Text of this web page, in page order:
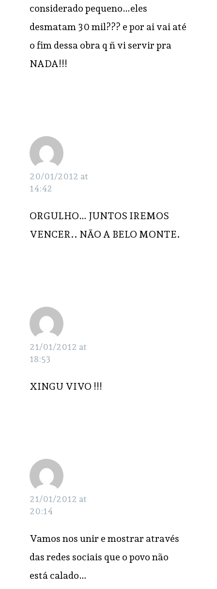
considerado pequeno…eles
desmatam 30 mil??? e por ai vai até
o fim dessa obra q ñ vi servir pra
NADA!!!
20/01/2012 at
14:42
ORGULHO… JUNTOS IREMOS
VENCER.. NÃO A BELO MONTE.
21/01/2012 at
18:53
XINGU VIVO !!!
21/01/2012 at
20:14
Vamos nos unir e mostrar através
das redes sociais que o povo não
está calado…